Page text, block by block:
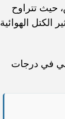
حيث تتراوح
تأثير الكتل الهوائية
في درجات